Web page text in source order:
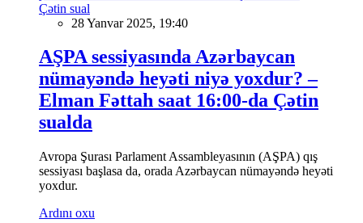
Çətin sual
28 Yanvar 2025, 19:40
AŞPA sessiyasında Azərbaycan
nümayəndə heyəti niyə yoxdur? –
Elman Fəttah saat 16:00-da Çətin
sualda
Avropa Şurası Parlament Assambleyasının (AŞPA) qış
sessiyası başlasa da, orada Azərbaycan nümayəndə heyəti
yoxdur.
Ardını oxu